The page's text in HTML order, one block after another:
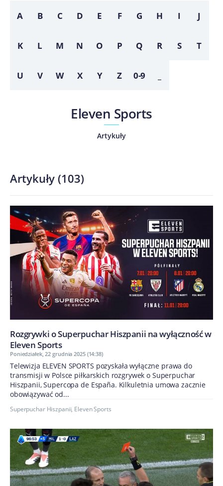
A B C D E F G H I J
K L M N O P Q R S T
U V W X Y Z 0-9
Eleven Sports
Artykuły
Artykuły (103)
Rozgrywki o Superpuchar Hiszpanii na wyłączność w
Eleven Sports
Poniedziałek, 22 grudnia 2025 (14:38)
Telewizja ELEVEN SPORTS pozyskała wyłączne prawa do
transmisji w Polsce piłkarskich rozgrywek o Superpuchar
Hiszpanii, Supercopa de España. Kilkuletnia umowa zacznie
obowiązywać od...
Superpuchar Hiszpanii, Eleven Sports